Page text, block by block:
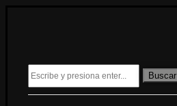
Buscar